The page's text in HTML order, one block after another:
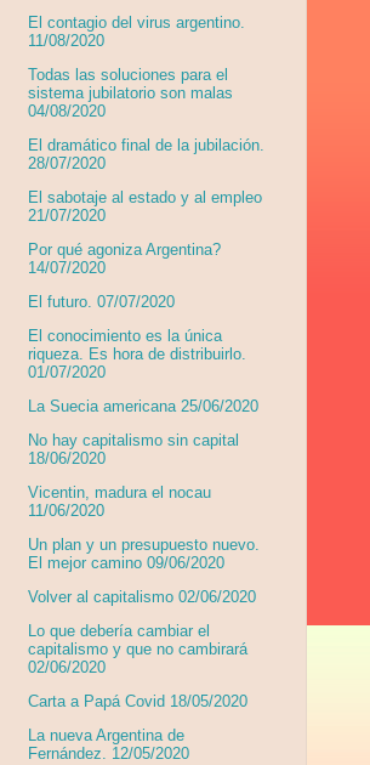
El contagio del virus argentino.
11/08/2020
Todas las soluciones para el
sistema jubilatorio son malas
04/08/2020
El dramático final de la jubilación.
28/07/2020
El sabotaje al estado y al empleo
21/07/2020
Por qué agoniza Argentina?
14/07/2020
El futuro. 07/07/2020
El conocimiento es la única
riqueza. Es hora de distribuirlo.
01/07/2020
La Suecia americana 25/06/2020
No hay capitalismo sin capital
18/06/2020
Vicentin, madura el nocau
11/06/2020
Un plan y un presupuesto nuevo.
El mejor camino 09/06/2020
Volver al capitalismo 02/06/2020
Lo que debería cambiar el
capitalismo y que no cambirará
02/06/2020
Carta a Papá Covid 18/05/2020
La nueva Argentina de
Fernández. 12/05/2020